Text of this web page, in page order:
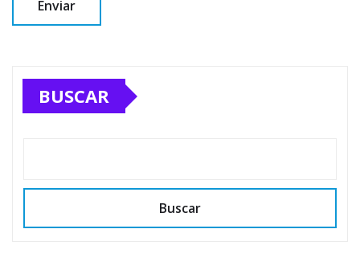
BUSCAR
Buscar